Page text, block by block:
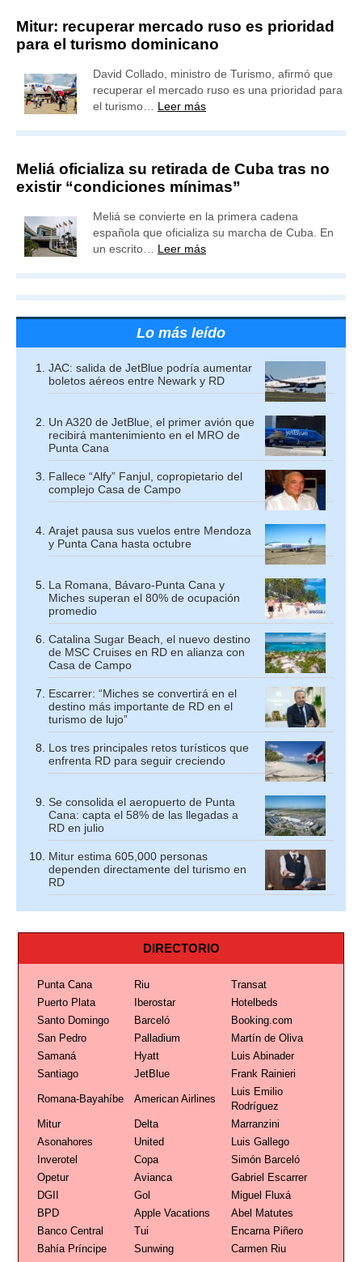
Mitur: recuperar mercado ruso es prioridad
para el turismo dominicano
David Collado, ministro de Turismo, afirmó que
recuperar el mercado ruso es una prioridad para
el turismo… Leer más
Meliá oficializa su retirada de Cuba tras no
existir “condiciones mínimas”
Meliá se convierte en la primera cadena
española que oficializa su marcha de Cuba. En
un escrito… Leer más
Lo más leído
JAC: salida de JetBlue podría aumentar
boletos aéreos entre Newark y RD
Un A320 de JetBlue, el primer avión que
recibirá mantenimiento en el MRO de
Punta Cana
Fallece “Alfy” Fanjul, copropietario del
complejo Casa de Campo
Arajet pausa sus vuelos entre Mendoza
y Punta Cana hasta octubre
La Romana, Bávaro-Punta Cana y
Miches superan el 80% de ocupación
promedio
Catalina Sugar Beach, el nuevo destino
de MSC Cruises en RD en alianza con
Casa de Campo
Escarrer: “Miches se convertirá en el
destino más importante de RD en el
turismo de lujo”
Los tres principales retos turísticos que
enfrenta RD para seguir creciendo
Se consolida el aeropuerto de Punta
Cana: capta el 58% de las llegadas a
RD en julio
Mitur estima 605,000 personas
dependen directamente del turismo en
RD
DIRECTORIO
Punta Cana Riu
Transat
Puerto Plata
Iberostar
Hotelbeds
Santo Domingo
Barceló
Booking.com
San Pedro
Palladium
Martín de Oliva
Samaná
Hyatt
Luis Abinader
Santiago
JetBlue Frank Rainieri
Romana-Bayahíbe American Airlines
Luis Emilio
Rodríguez
Mitur
Delta
Marranzini
Asonahores
United
Luis Gallego
Inverotel
Copa
Simón Barceló
Opetur
Avianca
Gabriel Escarrer
DGII
Gol
Miguel Fluxá
BPD
Apple Vacations
Abel Matutes
Banco Central
Tui
Encarna Piñero
Bahía Príncipe
Sunwing
Carmen Riu